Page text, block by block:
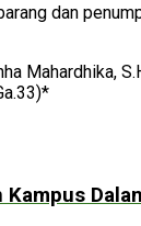
dan
Mahardhika,